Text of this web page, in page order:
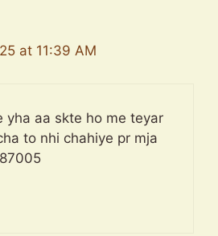
at 11:39 AM
yha aa skte ho me teyar
to nhi chahiye pr mja